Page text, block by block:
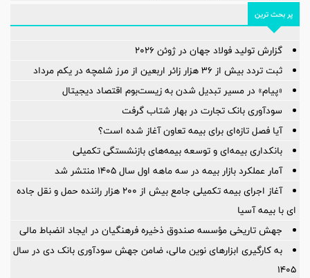
پر بحث ترین
گزارش تولید فولاد جهان در ژوئن ۲۰۲۶
ثبت تردد بیش از ۳۶ هزار زائر اربعین از مرز شلمچه در یکم مرداد
«پیام» در مسیر تبدیل شدن به زیست‌بوم اقتصاد دیجیتال
سودآوری بانک تجارت در بهار شتاب گرفت
آیا فصل تازه‌ای برای بیمه تعاون آغاز شده است؟
بانکداری بیمه‌ای و توسعه بیمه‌های بازنشستگی تکمیلی
آمار عملكرد بازار بیمه در سه ماهه اول سال 1405 منتشر شد
آغاز اجرای بیمه تکمیلی جامع بیش از ۲۰۰ هزار راننده حمل و نقل جاده
ای با بیمه آسیا
جهش تاریخی مؤسسه صندوق ذخیره فرهنگیان در ایجاد انضباط مالی
به کارگیری ابزارهای نوین مالی، ضامن جهش سودآوری بانک دی در سال
۱۴۰۵